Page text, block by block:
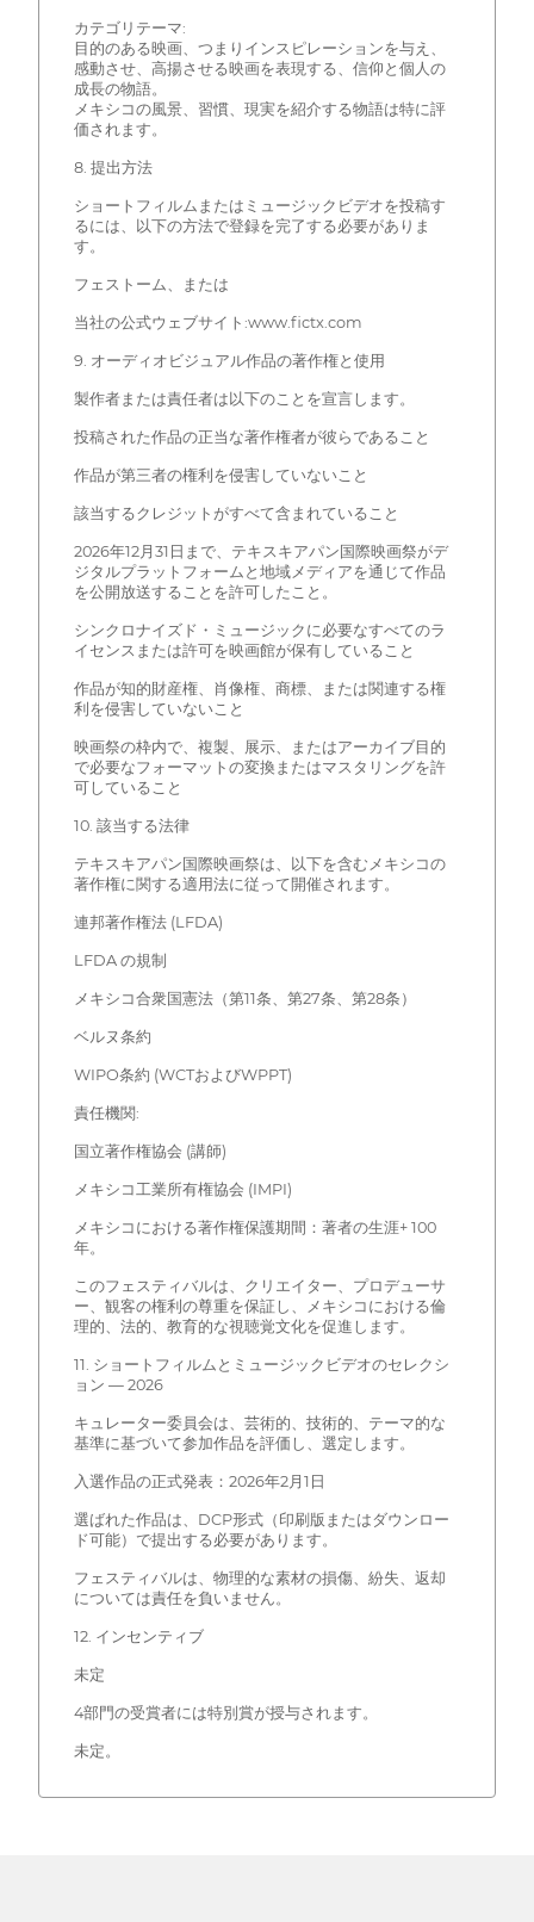
カテゴリテーマ:
目的のある映画、つまりインスピレーションを与え、
感動させ、高揚させる映画を表現する、信仰と個人の
成長の物語。
メキシコの風景、習慣、現実を紹介する物語は特に評
価されます。
8. 提出方法
ショートフィルムまたはミュージックビデオを投稿す
るには、以下の方法で登録を完了する必要がありま
す。
フェストーム、または
当社の公式ウェブサイト:www.fictx.com
9. オーディオビジュアル作品の著作権と使用
製作者または責任者は以下のことを宣言します。
投稿された作品の正当な著作権者が彼らであること
作品が第三者の権利を侵害していないこと
該当するクレジットがすべて含まれていること
2026年12月31日まで、テキスキアパン国際映画祭がデ
ジタルプラットフォームと地域メディアを通じて作品
を公開放送することを許可したこと。
シンクロナイズド・ミュージックに必要なすべてのラ
イセンスまたは許可を映画館が保有していること
作品が知的財産権、肖像権、商標、または関連する権
利を侵害していないこと
映画祭の枠内で、複製、展示、またはアーカイブ目的
で必要なフォーマットの変換またはマスタリングを許
可していること
10. 該当する法律
テキスキアパン国際映画祭は、以下を含むメキシコの
著作権に関する適用法に従って開催されます。
連邦著作権法 (LFDA)
LFDA の規制
メキシコ合衆国憲法（第11条、第27条、第28条）
ベルヌ条約
WIPO条約 (WCTおよびWPPT)
責任機関:
国立著作権協会 (講師)
メキシコ工業所有権協会 (IMPI)
メキシコにおける著作権保護期間：著者の生涯+ 100
年。
このフェスティバルは、クリエイター、プロデューサ
ー、観客の権利の尊重を保証し、メキシコにおける倫
理的、法的、教育的な視聴覚文化を促進します。
11. ショートフィルムとミュージックビデオのセレクシ
ョン — 2026
キュレーター委員会は、芸術的、技術的、テーマ的な
基準に基づいて参加作品を評価し、選定します。
入選作品の正式発表：2026年2月1日
選ばれた作品は、DCP形式（印刷版またはダウンロー
ド可能）で提出する必要があります。
フェスティバルは、物理的な素材の損傷、紛失、返却
については責任を負いません。
12. インセンティブ
未定
4部門の受賞者には特別賞が授与されます。
未定。